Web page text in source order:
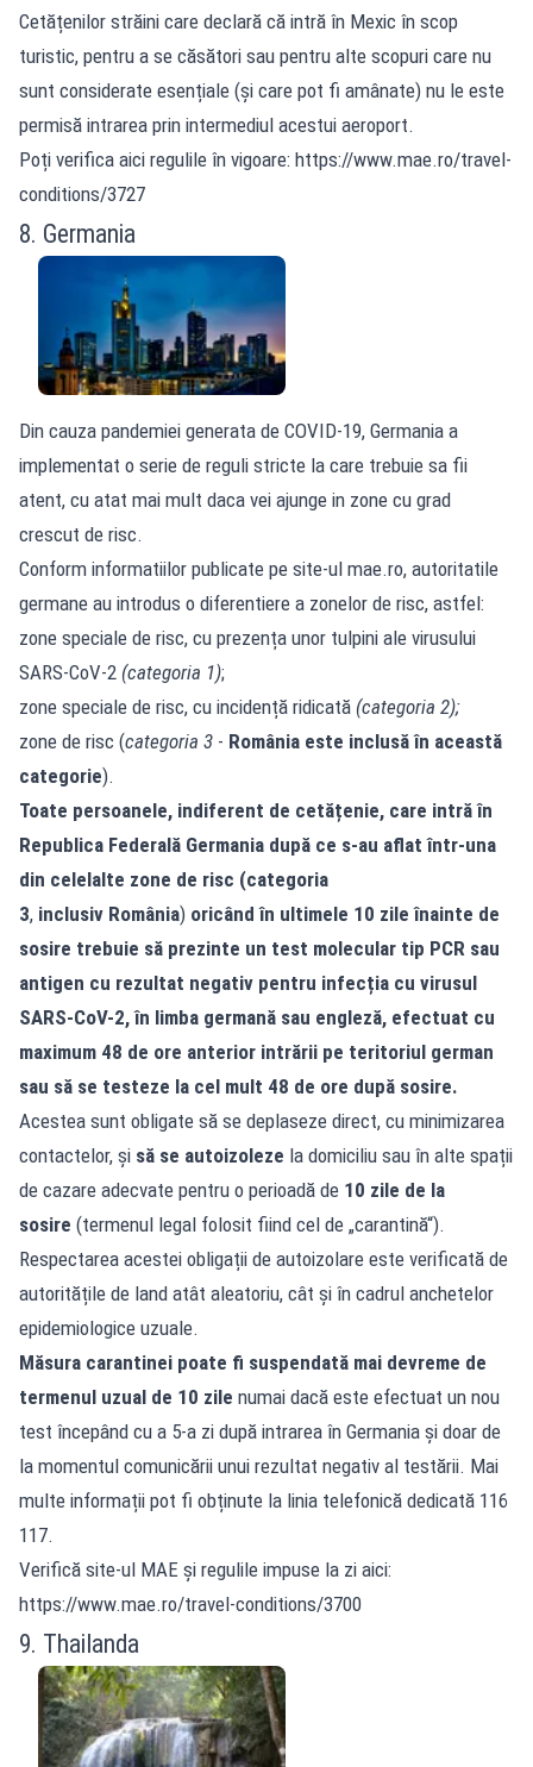
Cetățenilor străini care declară că intră în Mexic în scop
turistic, pentru a se căsători sau pentru alte scopuri care nu
sunt considerate esențiale (și care pot fi amânate) nu le este
permisă intrarea prin intermediul acestui aeroport.
Poți verifica aici regulile în vigoare: https://www.mae.ro/travel-
conditions/3727
8. Germania
Din cauza pandemiei generata de COVID-19, Germania a
implementat o serie de reguli stricte la care trebuie sa fii
atent, cu atat mai mult daca vei ajunge in zone cu grad
crescut de risc.
Conform informatiilor publicate pe site-ul mae.ro, autoritatile
germane au introdus o diferentiere a zonelor de risc, astfel:
zone speciale de risc, cu prezența unor tulpini ale virusului
SARS-CoV-2 (categoria 1);
zone speciale de risc, cu incidență ridicată (categoria 2);
zone de risc (categoria 3 - România este inclusă în această
categorie).
Toate persoanele, indiferent de cetățenie, care intră în
Republica Federală Germania după ce s-au aflat într-una
din celelalte zone de risc (categoria
3, inclusiv România) oricând în ultimele 10 zile înainte de
sosire trebuie să prezinte un test molecular tip PCR sau
antigen cu rezultat negativ pentru infecția cu virusul
SARS-CoV-2, în limba germană sau engleză, efectuat cu
maximum 48 de ore anterior intrării pe teritoriul german
sau să se testeze la cel mult 48 de ore după sosire.
Acestea sunt obligate să se deplaseze direct, cu minimizarea
contactelor, și să se autoizoleze la domiciliu sau în alte spații
de cazare adecvate pentru o perioadă de 10 zile de la
sosire (termenul legal folosit fiind cel de „carantină“).
Respectarea acestei obligații de autoizolare este verificată de
autoritățile de land atât aleatoriu, cât și în cadrul anchetelor
epidemiologice uzuale.
Măsura carantinei poate fi suspendată mai devreme de
termenul uzual de 10 zile numai dacă este efectuat un nou
test începând cu a 5-a zi după intrarea în Germania și doar de
la momentul comunicării unui rezultat negativ al testării. Mai
multe informații pot fi obținute la linia telefonică dedicată 116
117.
Verifică site-ul MAE și regulile impuse la zi aici:
https://www.mae.ro/travel-conditions/3700
9. Thailanda